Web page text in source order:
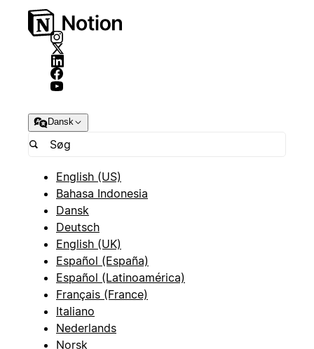
Dansk
English (US)
Bahasa Indonesia
Dansk
Deutsch
English (UK)
Español (España)
Español (Latinoamérica)
Français (France)
Italiano
Nederlands
Norsk